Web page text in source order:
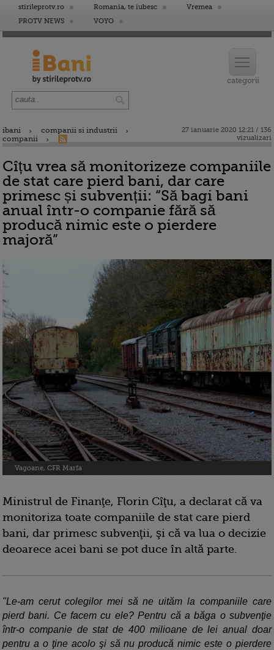
stirileprotv.ro Romania, te iubesc
Vremea
PROTV NEWS
VOYO
ibani
companii si industrii
companii
27 ianuarie 2020 12:21 / 136
vizualizari
Cîțu vrea să monitorizeze companiile
de stat care pierd bani, dar care
primesc și subvenții: “Să bagi bani
anual într-o companie fără să
producă nimic este o pierdere
majoră”
Vagoane, CFR Marfa
Ministrul de Finanţe, Florin Cîţu, a declarat că va
monitoriza toate companiile de stat care pierd
bani, dar primesc subvenţii, şi că va lua o decizie
deoarece acei bani se pot duce în altă parte.
"Le-am cerut colegilor mei să ne uităm la companiile care
pierd bani. Ce facem cu ele? Pentru că a băga o subvenţie
într-o companie de stat de 400 milioane de lei anual doar
pentru a o ţine acolo şi să nu producă nimic este o pierdere